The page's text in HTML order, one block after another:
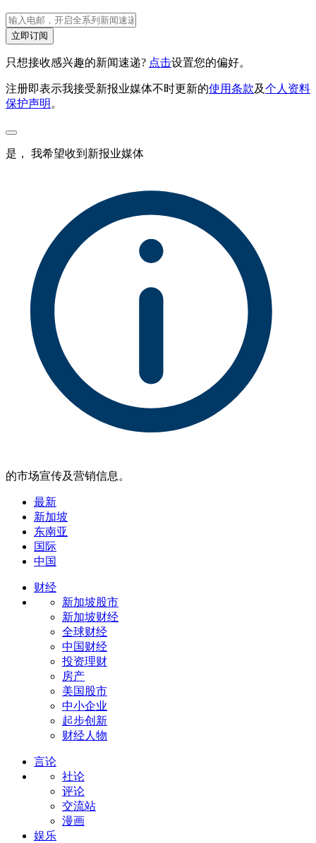
立即订阅
只想接收感兴趣的新闻速递? 点击设置您的偏好。
注册即表示我接受新报业媒体不时更新的使用条款及个人资料
保护声明 。
是， 我希望收到新报业媒体
的市场宣传及营销信息。
最新
新加坡
东南亚
国际
中国
财经
新加坡股市
新加坡财经
全球财经
中国财经
投资理财
房产
美国股市
中小企业
起步创新
财经人物
言论
社论
评论
交流站
漫画
娱乐